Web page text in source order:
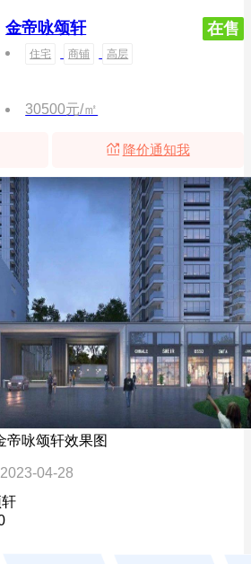
金帝咏颂轩 在售
住宅 商铺 高层
30500元/㎡
降价通知我
帝咏颂轩效果图
04-28